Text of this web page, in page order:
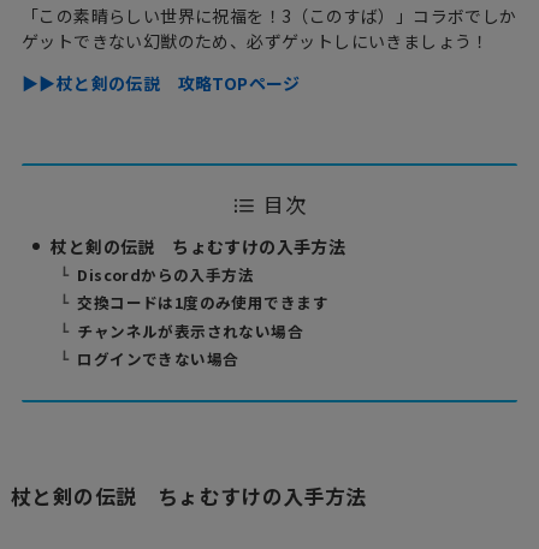
「この素晴らしい世界に祝福を！3（このすば）」コラボでしか
ゲットできない幻獣のため、必ずゲットしにいきましょう！
▶︎▶︎杖と剣の伝説 攻略TOPページ
目次
杖と剣の伝説 ちょむすけの入手方法
Discordからの入手方法
交換コードは1度のみ使用できます
チャンネルが表示されない場合
ログインできない場合
杖と剣の伝説 ちょむすけの入手方法